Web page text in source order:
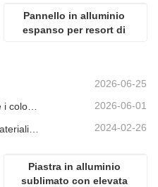
Pannello in alluminio
espanso per resort di
2026-06-25
Oltre l'argento e il grigio: come i colori personalizzati aprono infinite possibilità per la schiuma di alluminio 2026-06-01
2024-02-26
Piastra in alluminio
sublimato con elevata